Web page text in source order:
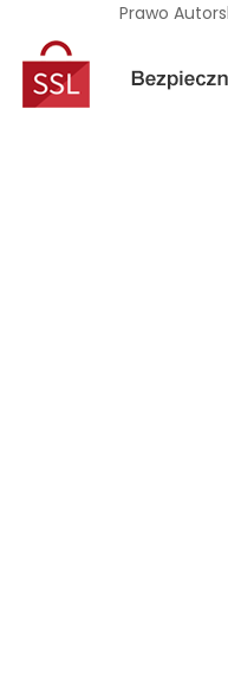
Prawo